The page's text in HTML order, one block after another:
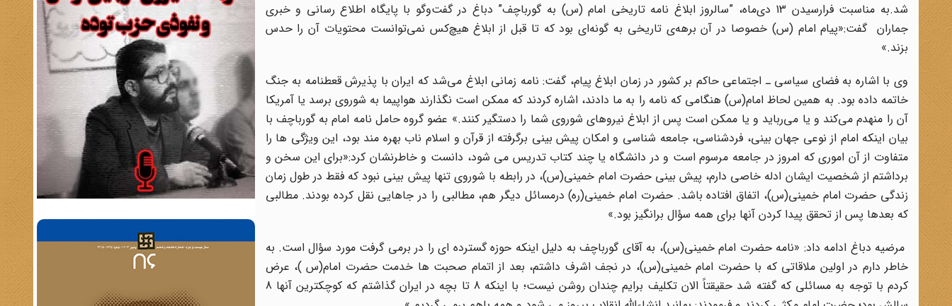
شد.به مناسبت فرارسیدن 13 دی‌ماه، ”سالروز ابلاغ نامه‌ تاریخی امام (س) به گورباچف” دباغ در گفت‌وگو با پایگاه اطلاع رسانی و خبری
جماران گفت:«پیام امام (س) خصوصا در آن برهه‌ی تاریخی به گونه‌ای بود که تا قبل از ابلاغ هیچ‌کس نمی‌توانست محتویات آن را حدس
بزند.»
وی با اشاره به فضای سیاسی ـ اجتماعی حاکم بر کشور در زمان ابلاغ پیام، گفت: نامه زمانی ابلاغ می‌شد که ایران با پذیرش قعطنامه به جنگ
خاتمه داده بود. به همین لحاظ امام(س) هنگامی که نامه را به ما دادند، اشاره کردند که ممکن است نگذارند هواپیما به شوروی برسد یا آمریکا
آن را منهدم می‌کند و یا می‌رباید و یا ممکن است پس از ابلاغ نیروهای شوروی شما را دستگیر کنند.» عضو گروه حامل نامه امام به گورباچف با
بیان اینکه امام از نوعی جهان بینی، فردشناسی، جامعه شناسی و امکان پیش بینی برگرفته از قرآن و اسلام ناب بهره مند بود، این ویژگی ها را
متفاوت از آن اموری که امروز در جامعه مرسوم است و در دانشگاه یا چند کتاب تدریس می شود، دانست و خاطرنشان کرد:«برای این سخن و
برداشتم از شخصیت ایشان ادله خاصی دارم، پیش بینی حضرت امام خمینی(س)، در رابطه با شوروی تنها پیش بینی نبود که فقط در طول زمان
زندگی حضرت امام خمینی(س)، اتفاق افتاده باشد. حضرت امام خمینی(ره) درمسائل دیگر هم، مطالبی را در جاهایی نقل کرده بودند. مطالبی
که بعدها پس از تحقق پیدا کردن آنها برای همه سؤال برانگیز بود.»
مرضیه دباغ ادامه داد: «نامه حضرت امام خمینی(س)، به آقای گورباچف به دلیل اینکه حوزه گسترده ای را در برمی گرفت مورد سؤال است. به
خاطر دارم در اولین ملاقاتی که با حضرت امام خمینی(س)، در نجف اشرف داشتم، بعد از اتمام صحبت ها خدمت حضرت امام(س )، عرض
کردم با توجه به مسائلی که گفته شد حقیقتاً الان تکلیف برایم چندان روشن نیست؛ با اینکه 8 تا بچه در ایران گذاشتم که کوچکترین آنها 8